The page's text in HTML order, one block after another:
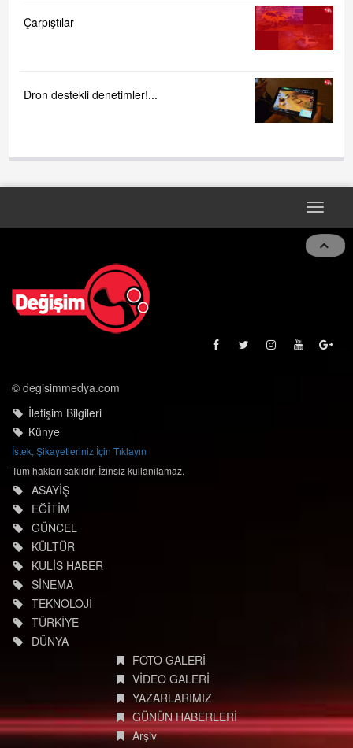
Çarpıştılar
Dron destekli denetimler!...
Toggle
© degisimmedya.com
İletişim Bilgileri
Künye
İstek, Şikayetleriniz İçin Tıklayın
Tüm hakları saklıdır. İzinsiz kullanılamaz.
ASAYİŞ
EĞİTİM
GÜNCEL
KÜLTÜR
KULİS HABER
SİNEMA
TEKNOLOJİ
TÜRKİYE
DÜNYA
FOTO GALERİ
VİDEO GALERİ
YAZARLARIMIZ
GÜNÜN HABERLERİ
Arşiv